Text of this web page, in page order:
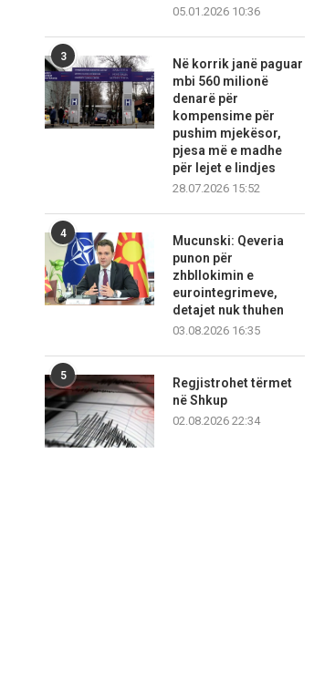
05.01.2026 10:36
3
Në korrik janë paguar
mbi 560 milionë
denarë për
kompensime për
pushim mjekësor,
pjesa më e madhe
për lejet e lindjes
28.07.2026 15:52
4
Mucunski: Qeveria
punon për
zhbllokimin e
eurointegrimeve,
detajet nuk thuhen
03.08.2026 16:35
5
Regjistrohet tërmet
në Shkup
02.08.2026 22:34